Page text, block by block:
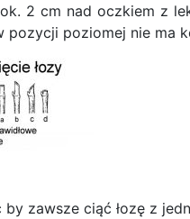
2 cm nad oczkiem z
pozycji poziomej nie ma
zawsze ciąć łozę z